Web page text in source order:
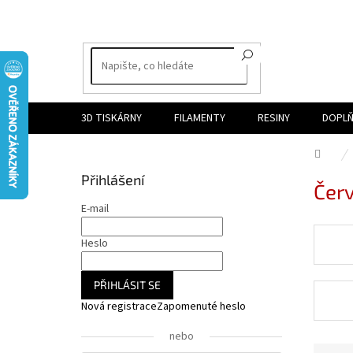
3D TISKÁRNY FILAMENTY RESINY
Domů
Přihlášení
E-mail
Heslo
PŘIHLÁSIT SE
Nová registraceZapomenuté heslo
nebo